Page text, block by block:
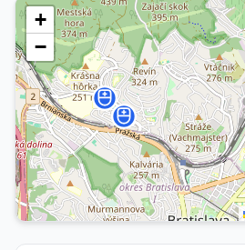
+
−